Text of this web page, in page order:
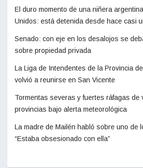
El duro momento de una niñera
Unidos: está detenida desde hace casi
Senado: con eje en los desalojos se
sobre propiedad privada
La Liga de Intendentes de la Provincia
volvió a reunirse en San Vicente
Tormentas severas y fuertes ráfagas de
provincias bajo alerta meteorológica
La madre de Mailén habló sobre uno de
“Estaba obsesionado con ella”